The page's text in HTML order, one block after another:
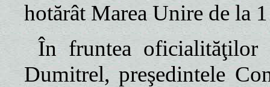
hotărât Marea Unire de la
În fruntea oficialităţilor
Dumitrel, preşedintele